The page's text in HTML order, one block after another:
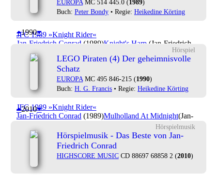
Jan-Friedrich Conrad(1989) Knight Rider Title Theme
[alternate mix 2](Jan-Friedrich Conrad)
JFC 1989 »Knight Rider«
Jan-Friedrich Conrad (1989)Knight's Harp (Jan-Friedrich
Conrad)
JFC 1989 »Knight Rider«
Jan-Friedrich Conrad(1989)Michael's Piano [faster tempo]
(Jan-Friedrich Conrad)
JFC 1989 »Knight Rider«
Jan-Friedrich Conrad (1989)Mulholland At Midnight(Jan-
JFC 1989 »Knight Rider«
Jan-Friedrich Conrad(1989)Night Theme(Jan-Friedrich
EUROPA MC 514 445.0 (1989)
Buch: Peter Bondy • Regie: Heikedine Körting
1990
Hörspiel
LEGO Piraten (4) Der geheimnisvolle
Schatz
EUROPA MC 495 846-215 (1990)
Buch: H. G. Francis • Regie: Heikedine Körting
2010
Hörspielmusik
Hörspielmusik - Das Beste von Jan-
Friedrich Conrad
HIGHSCORE MUSIC CD 88697 68858 2 (2010)